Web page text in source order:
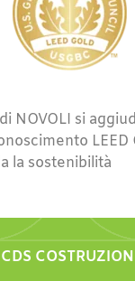
NOVOLI si
LEED
la sostenibilità
CDS